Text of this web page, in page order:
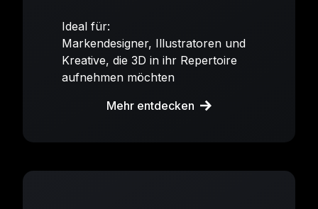
Ideal für:
Markendesigner, Illustratoren und
Kreative, die 3D in ihr Repertoire
aufnehmen möchten
Mehr entdecken